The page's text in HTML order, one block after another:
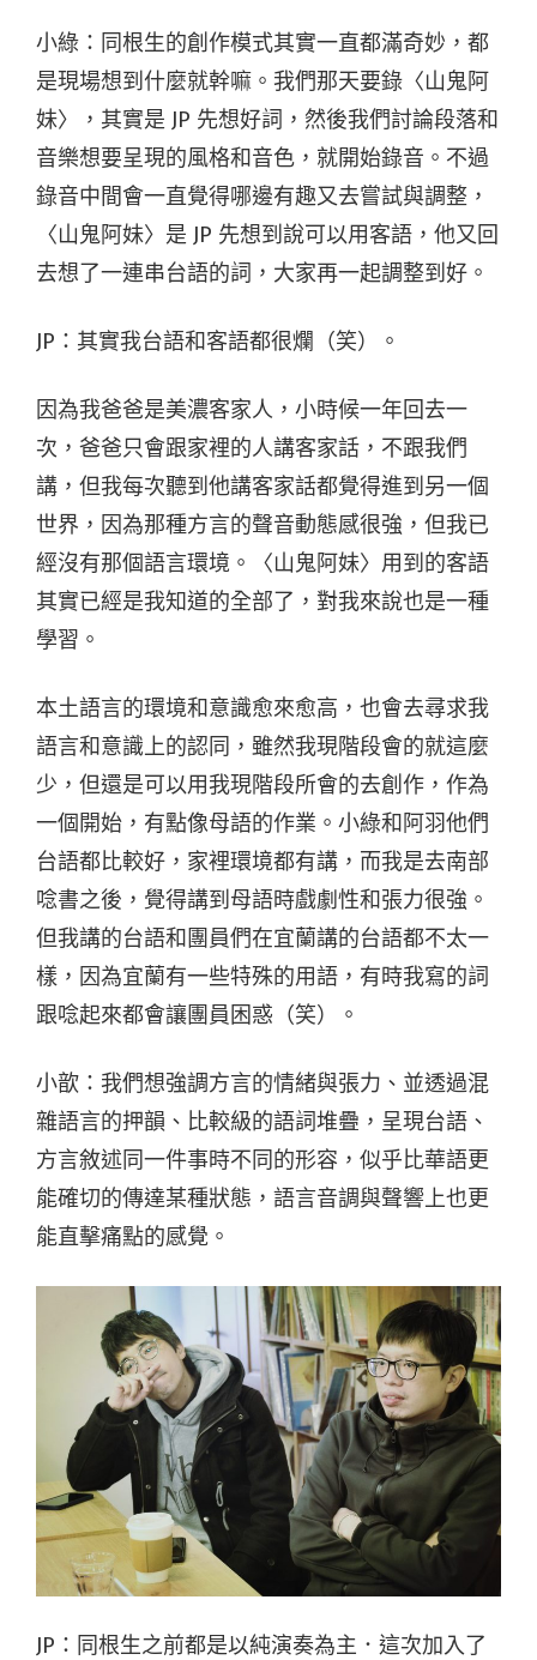
小綠：同根生的創作模式其實一直都滿奇妙，都
是現場想到什麼就幹嘛。我們那天要錄〈山鬼阿
妹〉，其實是 JP 先想好詞，然後我們討論段落和
音樂想要呈現的風格和音色，就開始錄音。不過
錄音中間會一直覺得哪邊有趣又去嘗試與調整，
〈山鬼阿妹〉是 JP 先想到說可以用客語，他又回
去想了一連串台語的詞，大家再一起調整到好。
JP：其實我台語和客語都很爛（笑）。
因為我爸爸是美濃客家人，小時候一年回去一
次，爸爸只會跟家裡的人講客家話，不跟我們
講，但我每次聽到他講客家話都覺得進到另一個
世界，因為那種方言的聲音動態感很強，但我已
經沒有那個語言環境。〈山鬼阿妹〉用到的客語
其實已經是我知道的全部了，對我來說也是一種
學習。
本土語言的環境和意識愈來愈高，也會去尋求我
語言和意識上的認同，雖然我現階段會的就這麼
少，但還是可以用我現階段所會的去創作，作為
一個開始，有點像母語的作業。小綠和阿羽他們
台語都比較好，家裡環境都有講，而我是去南部
唸書之後，覺得講到母語時戲劇性和張力很強。
但我講的台語和團員們在宜蘭講的台語都不太一
樣，因為宜蘭有一些特殊的用語，有時我寫的詞
跟唸起來都會讓團員困惑（笑）。
小歆：我們想強調方言的情緒與張力、並透過混
雜語言的押韻、比較級的語詞堆疊，呈現台語、
方言敘述同一件事時不同的形容，似乎比華語更
能確切的傳達某種狀態，語言音調與聲響上也更
能直擊痛點的感覺。
JP：同根生之前都是以純演奏為主．這次加入了